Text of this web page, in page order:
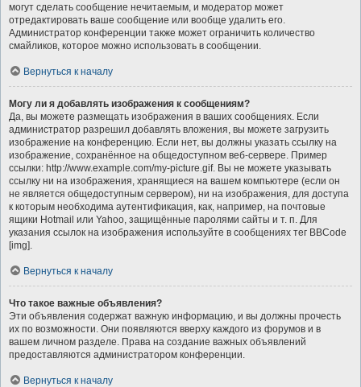
могут сделать сообщение нечитаемым, и модератор может
отредактировать ваше сообщение или вообще удалить его.
Администратор конференции также может ограничить количество
смайликов, которое можно использовать в сообщении.
Вернуться к началу
Могу ли я добавлять изображения к сообщениям?
Да, вы можете размещать изображения в ваших сообщениях. Если
администратор разрешил добавлять вложения, вы можете загрузить
изображение на конференцию. Если нет, вы должны указать ссылку на
изображение, сохранённое на общедоступном веб-сервере. Пример
ссылки: http://www.example.com/my-picture.gif. Вы не можете указывать
ссылку ни на изображения, хранящиеся на вашем компьютере (если он
не является общедоступным сервером), ни на изображения, для доступа
к которым необходима аутентификация, как, например, на почтовые
ящики Hotmail или Yahoo, защищённые паролями сайты и т. п. Для
указания ссылок на изображения используйте в сообщениях тег BBCode
[img].
Вернуться к началу
Что такое важные объявления?
Эти объявления содержат важную информацию, и вы должны прочесть
их по возможности. Они появляются вверху каждого из форумов и в
вашем личном разделе. Права на создание важных объявлений
предоставляются администратором конференции.
Вернуться к началу